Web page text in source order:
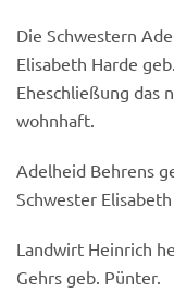
Die Schwestern
Elisabeth Harde
Eheschließung das
wohnhaft.
Adelheid Behrens
Schwester
Landwirt Heinrich
Gehrs geb. Pünter.